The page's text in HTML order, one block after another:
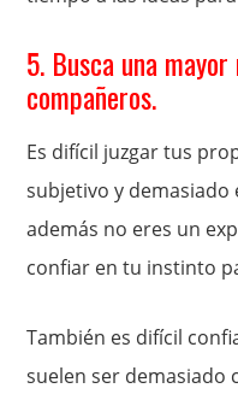
5. Busca una
compañeros.
Es difícil juzgar tus
subjetivo y demasiado
además no eres un
confiar en tu instinto
También es difícil
suelen ser demasiado